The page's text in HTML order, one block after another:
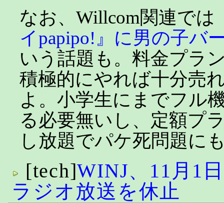
なお、Willcom関連では
イpapipo!』に男の子バ
いう話題も。料金プラ
積極的にやれば十分売
よ。小学生にまでフル
る必要無いし、定額プ
し放題でパケ死問題に
[tech]WINJ、11月1
ラジオ放送を休止